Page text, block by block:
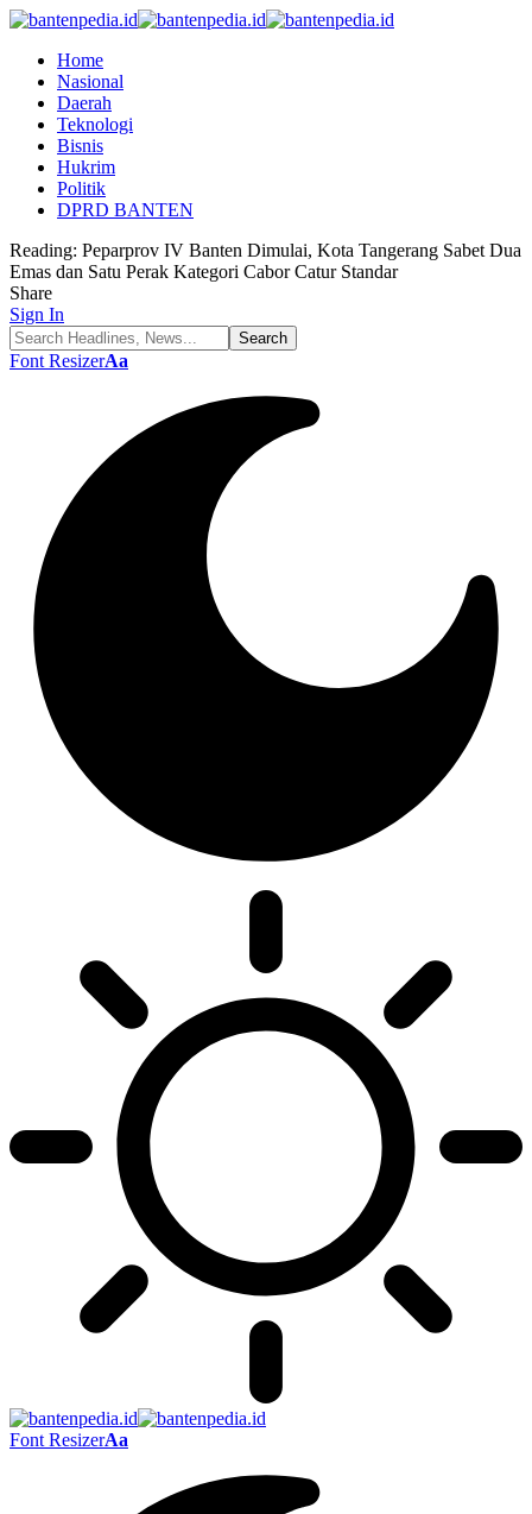
Home
Nasional
Daerah
Teknologi
Bisnis
Hukrim
Politik
DPRD BANTEN
Reading: Peparprov IV Banten Dimulai, Kota Tangerang Sabet Dua
Emas dan Satu Perak Kategori Cabor Catur Standar
Share
Sign In
Font ResizerAa
Font ResizerAa